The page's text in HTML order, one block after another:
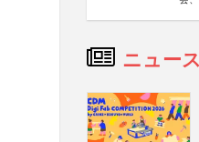
ニュース